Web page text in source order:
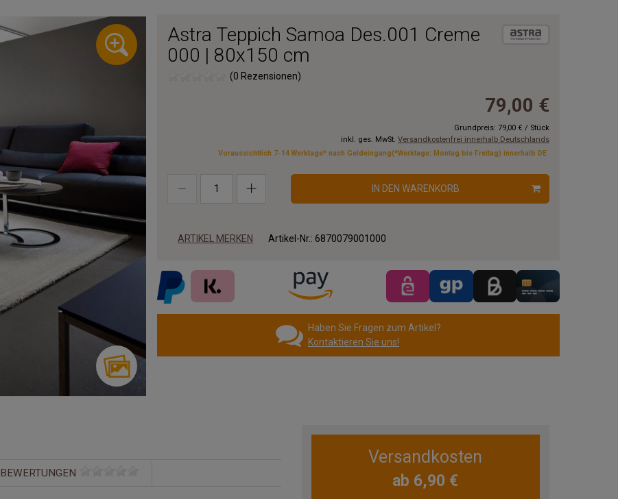
Astra Teppich Samoa Des.001 Creme
000 | 80x150 cm
(0 Rezensionen)
79,00 €
Grundpreis: 79,00 € / Stück
inkl. ges. MwSt. Versandkostenfrei innerhalb Deutschlands
Voraussichtlich 7-14 Werktage* nach Geldeingang(*Werktage: Montag bis Freitag) innerhalb DE
IN DEN WARENKORB
ARTIKEL MERKEN Artikel-Nr.: 6870079001000
Haben Sie Fragen zum Artikel?
Kontaktieren Sie uns!
BEWERTUNGEN
Versandkosten
ab 6,90 €